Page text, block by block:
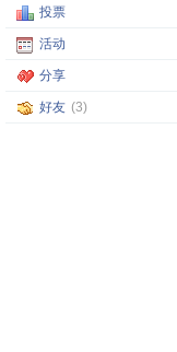
投票
活动
分享
好友 (3)